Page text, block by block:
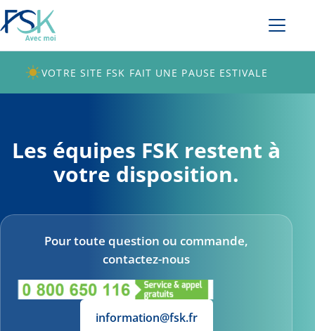
VOTRE SITE FSK FAIT UNE PAUSE ESTIVALE
Les équipes FSK restent à
votre disposition.
Pour toute question ou commande,
contactez-nous
information@fsk.fr